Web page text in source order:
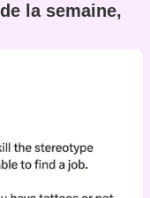
la semaine,